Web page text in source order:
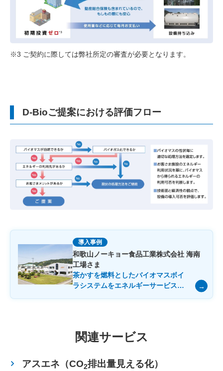
※3 ご契約に際しては弊社所定の審査が必要となります。
D-Bioご提案における評価フロー
導入事例
和歌山ノーキョー食品工業株式会社 海南
工場さま
茶かすを燃料としたバイオマスボイ
ラシステムをエネルギーサービスで
関連サービス
アスエネ（CO2排出量見える化）